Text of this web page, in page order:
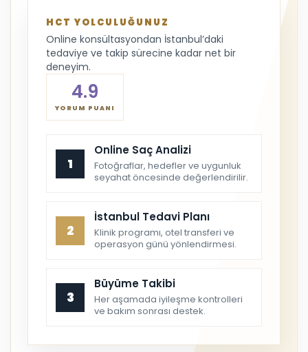
HCT YOLCULUĞUNUZ
Online konsültasyondan İstanbul’daki
tedaviye ve takip sürecine kadar net bir
deneyim.
4.9
YORUM PUANI
1
Online Saç Analizi
Fotoğraflar, hedefler ve uygunluk
seyahat öncesinde değerlendirilir.
2
İstanbul Tedavi Planı
Klinik programı, otel transferi ve
operasyon günü yönlendirmesi.
3
Büyüme Takibi
Her aşamada iyileşme kontrolleri
ve bakım sonrası destek.